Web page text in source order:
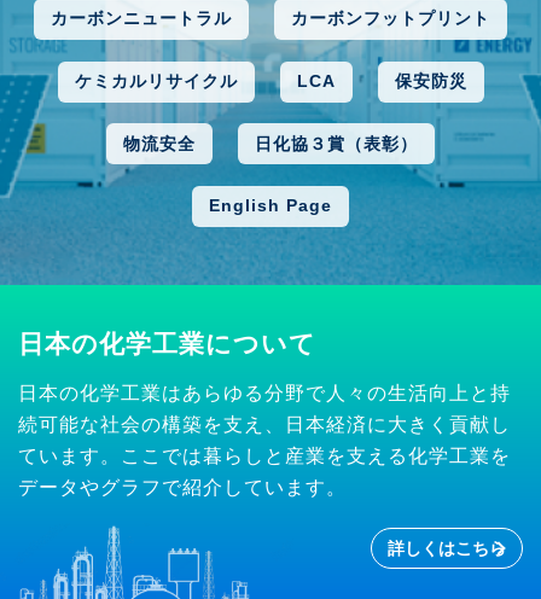
カーボンニュートラル カーボンフットプリント
ケミカルリサイクル LCA 保安防災
物流安全 日化協３賞（表彰）
English Page
日本の化学工業について
日本の化学工業はあらゆる分野で人々の生活向上と持
続可能な社会の構築を支え、日本経済に大きく貢献し
ています。ここでは暮らしと産業を支える化学工業を
データやグラフで紹介しています。
詳しくはこちら